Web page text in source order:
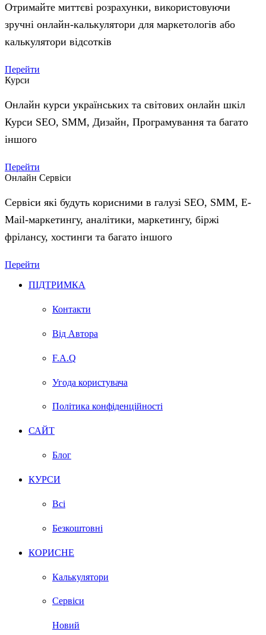
Отримайте миттєві розрахунки, використовуючи
зручні онлайн-калькулятори для маркетологів або
калькулятори відсотків
Перейти
Курси
Онлайн курси українських та світових онлайн шкіл
Курси SEO, SMM, Дизайн, Програмування та багато
іншого
Перейти
Онлайн Сервіси
Сервіси які будуть корисними в галузі SEO, SMM, E-
Mail-маркетингу, аналітики, маркетингу, біржі
фрілансу, хостинги та багато іншого
Перейти
ПІДТРИМКА
Контакти
Від Автора
F.A.Q
Угода користувача
Політика конфіденційності
САЙТ
Блог
КУРСИ
Всі
Безкоштовні
КОРИСНЕ
Калькулятори
Сервіси
Новий